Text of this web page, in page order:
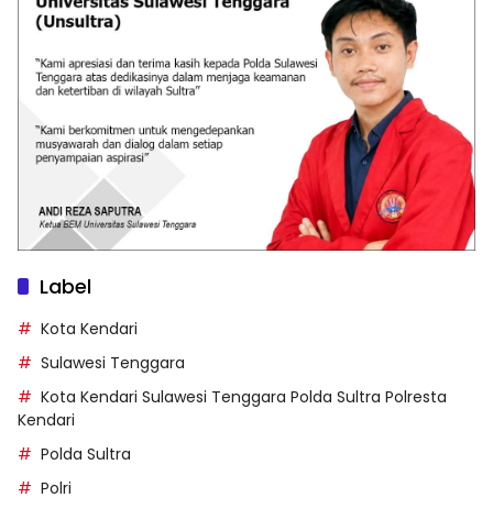
Label
Kota Kendari
Sulawesi Tenggara
Kota Kendari Sulawesi Tenggara Polda Sultra Polresta
Kendari
Polda Sultra
Polri